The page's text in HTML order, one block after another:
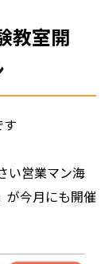
教室開
い営業マン海
が今月にも開催